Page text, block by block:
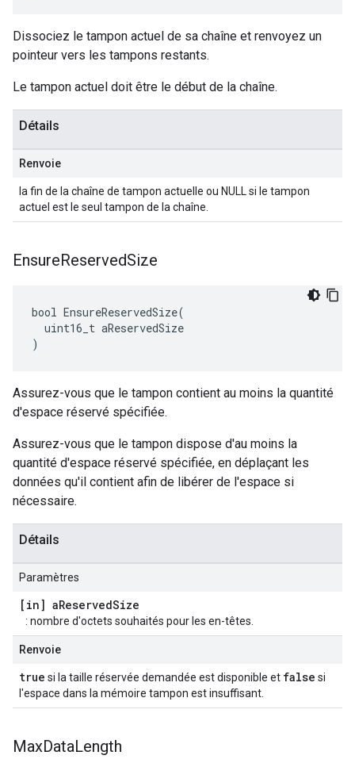
Dissociez le tampon actuel de sa chaîne et renvoyez un
pointeur vers les tampons restants.
Le tampon actuel doit être le début de la chaîne.
Détails
Renvoie
la fin de la chaîne de tampon actuelle ou NULL si le tampon
actuel est le seul tampon de la chaîne.
EnsureReservedSize
bool EnsureReservedSize(
  uint16_t aReservedSize
)
Assurez-vous que le tampon contient au moins la quantité
d'espace réservé spécifiée.
Assurez-vous que le tampon dispose d'au moins la
quantité d'espace réservé spécifiée, en déplaçant les
données qu'il contient afin de libérer de l'espace si
nécessaire.
Détails
Paramètres
[in] aReservedSize
: nombre d'octets souhaités pour les en-têtes.
Renvoie
true si la taille réservée demandée est disponible et false si
l'espace dans la mémoire tampon est insuffisant.
MaxDataLength